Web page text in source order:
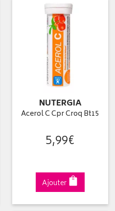
NUTERGIA
Acerol C Cpr Croq Bt15
5,99€
Ajouter